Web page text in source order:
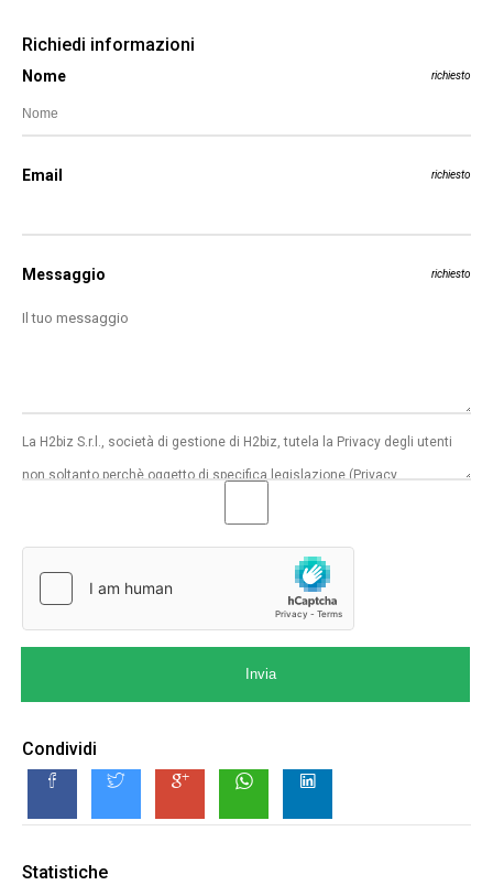
Richiedi informazioni
Nome richiesto
Email richiesto
Messaggio richiesto
Invia
Condividi
Statistiche